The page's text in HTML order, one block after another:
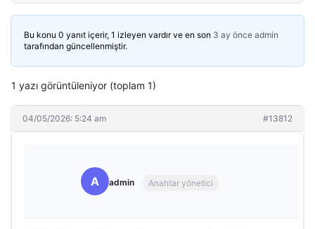
Bu konu 0 yanıt içerir, 1 izleyen vardır ve en son 3 ay önce admin
tarafından güncellenmiştir.
1 yazı görüntüleniyor (toplam 1)
04/05/2026: 5:24 am #13812
A admin Anahtar yönetici